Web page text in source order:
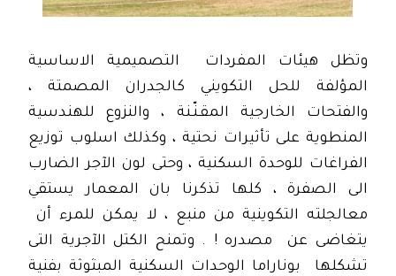
وتظل هيئات المفردات التصميمية الاساسية
المؤلفة للحل التكويني كالجدران المصمتة ،
والفتحات الخارجية المقـنّـنة ، والنزوع للهندسية
المنطوية على تأثيرات نحتية ، وكذلك اسلوب توزيع
الفراغات للوحدة السكنية ، وحتى لون الآجر الضارب
الى الصفرة ، كلها تذكرنا بان المعمار يستقي
معالجلته التكوينية من منبع ، لا يمكن للمرء أن
يتغاضى عن مصدره ! . وتمنح الكتل الآجرية التى
تشكلها بوناراما الوحدات السكنية المبثوثة بفنية